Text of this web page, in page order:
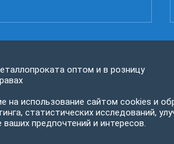
оптом и в розницу
на использование сайтом cookies и
статистических исследований,
предпочтений и интересов.